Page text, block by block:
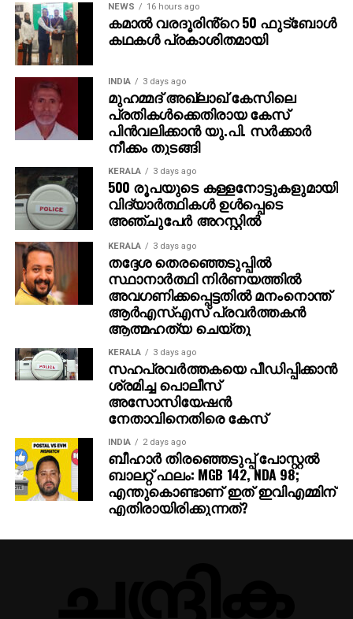
ത്രിപുരയ്ക്കെതിരെ വിക്കറ്റ് വീഴ്ത്തുന്നതിന് മുമ്പ്
ബംഗാളിനെ അവരുടെ ആദ്യ രണ്ട് രഞ്ജി ട്രോഫി
മത്സരങ്ങളില്‍ തുടര്‍ച്ചയായി വിജയിക്കാന്‍
സഹായിക്കുന്നതിന് അദ്ദേഹം ഇതുവരെ 15 വിക്കറ്റുകള്‍
നേടിയിട്ടുണ്ട്. ഈ സീസണില്‍ മൂന്ന് മത്സരങ്ങളില്‍ നിന്ന്
91 ഓവര്‍ എറിഞ്ഞു.
2023 ലോകകപ്പിന് ശേഷം വെറ്ററന്‍ പേസര്‍ കണങ്കാലിന്
ശസ്ത്രക്രിയയ്ക്ക് വിധേയനായി, അവിടെ 10.70
ശരാശരിയില്‍ 24 സ്‌കാല്‍പ്പുകളുമായി ടൂര്‍ണമെന്റിലെ
മുന്‍നിര വിക്കറ്റ് വേട്ടക്കാരനായി അദ്ദേഹം ഫിനിഷ്
ചെയ്തു.
കഴിഞ്ഞയാഴ്ച, സെലക്ഷന്‍ വിവാദത്തില്‍ ബംഗാളിനെ
141 റണ്‍സിന് തോല്‍പ്പിച്ചതിന് ശേഷമുള്ള സെലക്ഷന്‍
വിവാദത്തെക്കുറിച്ച് സംസാരിക്കവെ ഷമി
മാധ്യമപ്രവര്‍ത്തകരോട് പറഞ്ഞു, ”അതെ, ഈ
ചോദ്യം വരുമെന്ന് എനിക്കറിയാമായിരുന്നു,
എന്തായാലും ഞാന്‍ എപ്പോഴും വിവാദത്തിലാണ്.
നിങ്ങള്‍ എന്നെ വില്ലനാക്കിയിരിക്കുന്നു! മറ്റെന്താണ്
ഞാന്‍ പറയുക? ഇന്നത്തെ ലോകത്ത്, സോഷ്യല്‍
മീഡിയ വളച്ചൊടിക്കുന്നു. എനിക്ക് വിശ്രമം
നല്‍കുന്നതാണ് എന്റെ ജോലി. ബംഗാളിനായി ഞാന്‍
കളിക്കുന്ന ഓരോ മത്സരവും എനിക്ക് ഒരു ഓര്‍മ്മയാണ്.
NEWS 16 hours ago
കമാൽ വരദൂരിൻ്റെ 50 ഫുട്ബോൾ
കഥകൾ പ്രകാശിതമായി
INDIA 3 days ago
മുഹമ്മദ് അഖ്‌ലാഖ് കേസിലെ
പ്രതികള്‍ക്കെതിരായ കേസ്
പിന്‍വലിക്കാന്‍ യു.പി. സര്‍ക്കാര്‍
നീക്കം തുടങ്ങി
KERALA 3 days ago
500 രൂപയുടെ കള്ളനോട്ടുകളുമായി
വിദ്യാര്‍ത്ഥികള്‍ ഉള്‍പ്പെടെ
അഞ്ചുപേര്‍ അറസ്റ്റില്‍
KERALA 3 days ago
തദ്ദേശ തെരഞ്ഞെടുപ്പില്‍
സ്ഥാനാര്‍ത്ഥി നിര്‍ണയത്തില്‍
അവഗണിക്കപ്പെട്ടതില്‍ മനംനൊന്ത്
ആര്‍എസ്എസ് പ്രവര്‍ത്തകന്‍
ആത്മഹത്യ ചെയ്തു
KERALA 3 days ago
സഹപ്രവര്‍ത്തകയെ പീഡിപ്പിക്കാന്‍
ശ്രമിച്ച പൊലീസ്
അസോസിയേഷന്‍
നേതാവിനെതിരെ കേസ്
INDIA 2 days ago
ബീഹാർ തിരഞ്ഞെടുപ്പ് പോസ്റ്റൽ
ബാലറ്റ് ഫലം: MGB 142, NDA 98;
എന്തുകൊണ്ടാണ് ഇത് ഇവിഎമ്മിന്
എതിരായിരിക്കുന്നത്?